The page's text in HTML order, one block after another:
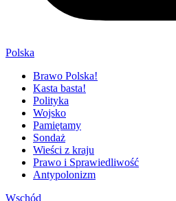
Polska
Brawo Polska!
Kasta basta!
Polityka
Wojsko
Pamiętamy
Sondaż
Wieści z kraju
Prawo i Sprawiedliwość
Antypolonizm
Wschód